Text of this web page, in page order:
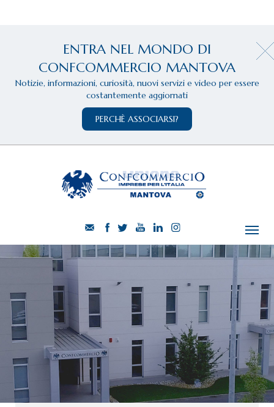
ENTRA NEL MONDO DI
CONFCOMMERCIO MANTOVA
Notizie, informazioni, curiosità, nuovi servizi e video per essere
costantemente aggiornati
PERCHÈ ASSOCIARSI?
CHI SIAMO
SERVIZI
CATEGORIE
DELEGAZIONI
ATTIVITÀ STORICHE
PERIODICO